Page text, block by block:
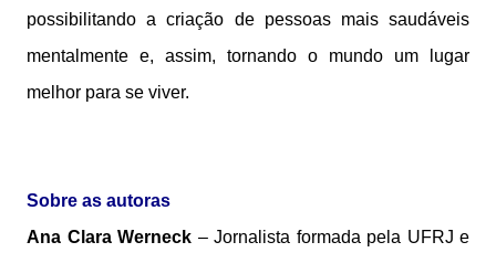
possibilitando a criação de pessoas mais saudáveis
mentalmente e, assim, tornando o mundo um lugar
melhor para se viver.
Sobre as autoras
Ana Clara Werneck – Jornalista formada pela UFRJ e